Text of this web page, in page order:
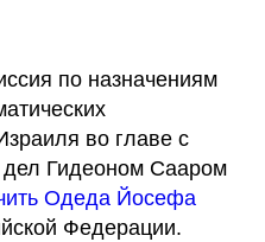
по назначениям
во главе с
Гидеоном Сааром
Одеда Йосефа
Федерации.